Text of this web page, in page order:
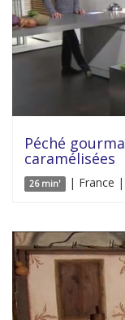
Péché
caramélisées
26 min' | France |